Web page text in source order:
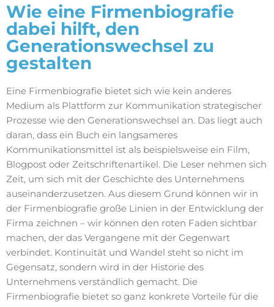
Wie eine Firmenbiografie
dabei hilft, den
Generationswechsel zu
gestalten
Eine Firmenbiografie bietet sich wie kein anderes
Medium als Plattform zur Kommunikation strategischer
Prozesse wie den Generationswechsel an. Das liegt auch
daran, dass ein Buch ein langsameres
Kommunikationsmittel ist als beispielsweise ein Film,
Blogpost oder Zeitschriftenartikel. Die Leser nehmen sich
Zeit, um sich mit der Geschichte des Unternehmens
auseinanderzusetzen. Aus diesem Grund können wir in
der Firmenbiografie große Linien in der Entwicklung der
Firma zeichnen – wir können den roten Faden sichtbar
machen, der das Vergangene mit der Gegenwart
verbindet. Kontinuität und Wandel steht so nicht im
Gegensatz, sondern wird in der Historie des
Unternehmens verständlich gemacht. Die
Firmenbiografie bietet so ganz konkrete Vorteile für die